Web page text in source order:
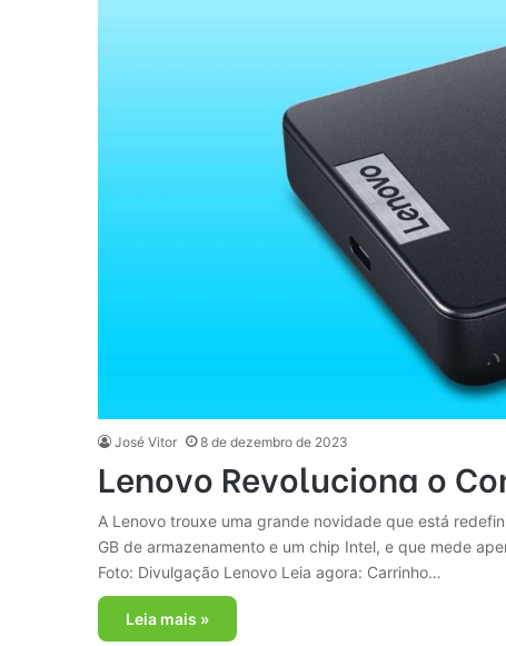
José Vitor 8 de dezembro de 2023
Lenovo Revoluciona o
A Lenovo trouxe uma grande novidade que está
GB de armazenamento e um chip Intel, e que mede
Foto: Divulgação Lenovo Leia agora: Carrinho…
Leia mais »